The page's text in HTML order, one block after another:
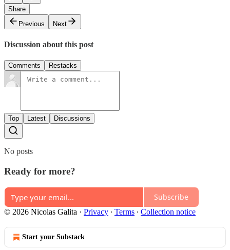
Share
Previous
Next
Discussion about this post
Comments Restacks
Top Latest Discussions
No posts
Ready for more?
Subscribe
© 2026 Nicolas Galita · Privacy ∙ Terms ∙ Collection notice
Start your Substack